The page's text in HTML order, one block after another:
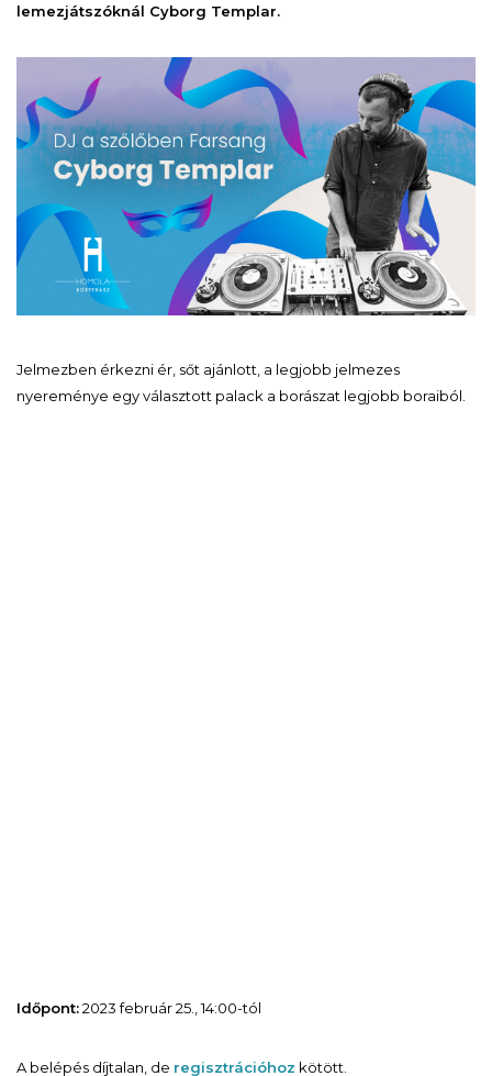
lemezjátszóknál Cyborg Templar.
Jelmezben érkezni ér, sőt ajánlott, a legjobb jelmezes
nyereménye egy választott palack a borászat legjobb boraiból.
Időpont:2023 február 25., 14:00-tól
A belépés díjtalan, de regisztrációhoz kötött.